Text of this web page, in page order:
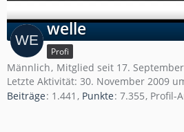
welle
Profi
Männlich Mitglied seit 17.
Letzte Aktivität: 30. November 2009
Beiträge 1.441 Punkte 7.355 Profil-